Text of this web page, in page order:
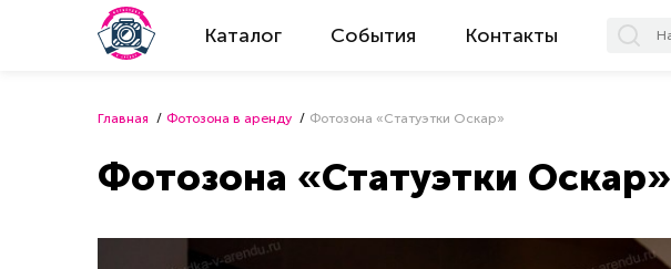
Каталог События Контакты
Главная Фотозона в аренду Фотозона «Статуэтки Оскар»
Фотозона «Статуэтки Оскар»